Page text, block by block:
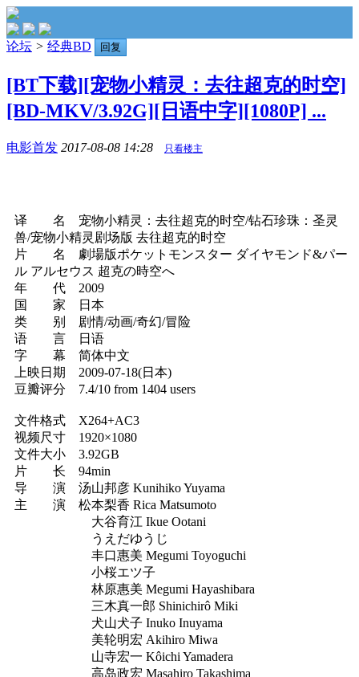
论坛 > 经典BD 回复
[BT下载][宠物小精灵：去往超克的时空]
[BD-MKV/3.92G][日语中字][1080P] ...
电影首发 2017-08-08 14:28 只看楼主
译 名 宠物小精灵：去往超克的时空/钻石珍珠：圣灵
兽/宠物小精灵剧场版 去往超克的时空
片 名 劇場版ポケットモンスター ダイヤモンド&パー
ル アルセウス 超克の時空へ
年 代 2009
国 家 日本
类 别 剧情/动画/奇幻/冒险
语 言 日语
字 幕 简体中文
上映日期 2009-07-18(日本)
豆瓣评分 7.4/10 from 1404 users
文件格式 X264+AC3
视频尺寸 1920×1080
文件大小 3.92GB
片 长 94min
导 演 汤山邦彦 Kunihiko Yuyama
主 演 松本梨香 Rica Matsumoto
大谷育江 Ikue Ootani
うえだゆうじ
丰口惠美 Megumi Toyoguchi
小桜エツ子
林原惠美 Megumi Hayashibara
三木真一郎 Shinichirô Miki
犬山犬子 Inuko Inuyama
美轮明宏 Akihiro Miwa
山寺宏一 Kôichi Yamadera
高岛政宏 Masahiro Takashima